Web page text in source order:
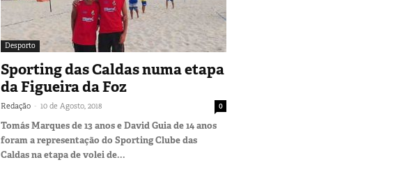
Desporto
Sporting das Caldas numa etapa
da Figueira da Foz
Redação - 10 de Agosto, 2018 0
Tomás Marques de 13 anos e David Guia de 14 anos
foram a representação do Sporting Clube das
Caldas na etapa de volei de...